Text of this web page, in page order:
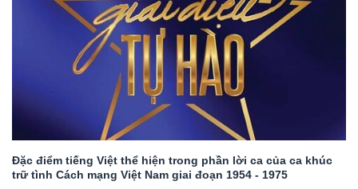
Đặc điểm tiếng Việt thể hiện trong phần lời ca của ca khúc
trữ tình Cách mạng Việt Nam giai đoạn 1954 - 1975